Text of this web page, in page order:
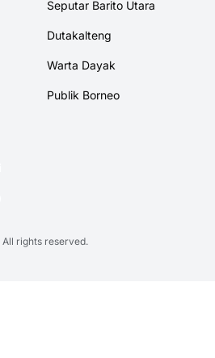
Seputar Barito Utara
Dutakalteng
Warta Dayak
Publik Borneo
All rights reserved.